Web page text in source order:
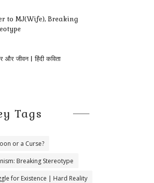
to MJ(Wife), Breaking
और जीवन | हिंदी कविता
Tags
or a Curse?
Breaking Stereotype
for Existence | Hard Reality